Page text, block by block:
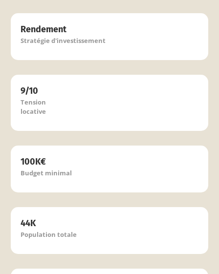
Rendement
Stratégie d'investissement
9/10
Tension
locative
100K€
Budget minimal
44K
Population totale